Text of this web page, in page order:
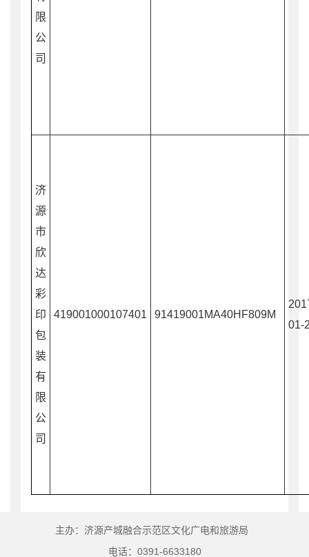
限
公
司
济
源
市
欣
达
彩
印
包
装
有
限
公
司
419001000107401 91419001MA40HF809M
01-
主办：济源产城融合示范区文化广电和旅游局
电话：0391-6633180